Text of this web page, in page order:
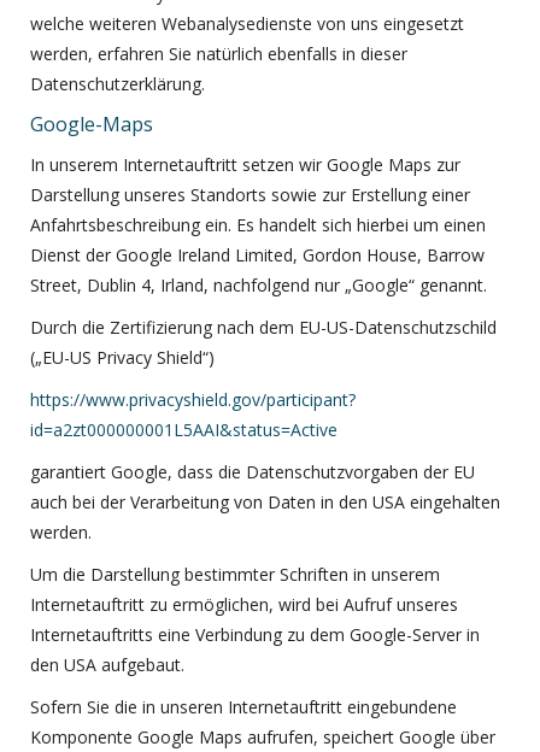
welche weiteren Webanalysedienste von uns eingesetzt
werden, erfahren Sie natürlich ebenfalls in dieser
Datenschutzerklärung.
Google-Maps
In unserem Internetauftritt setzen wir Google Maps zur
Darstellung unseres Standorts sowie zur Erstellung einer
Anfahrtsbeschreibung ein. Es handelt sich hierbei um einen
Dienst der Google Ireland Limited, Gordon House, Barrow
Street, Dublin 4, Irland, nachfolgend nur „Google“ genannt.
Durch die Zertifizierung nach dem EU-US-Datenschutzschild
(„EU-US Privacy Shield“)
https://www.privacyshield.gov/participant?
id=a2zt000000001L5AAI&status=Active
garantiert Google, dass die Datenschutzvorgaben der EU
auch bei der Verarbeitung von Daten in den USA eingehalten
werden.
Um die Darstellung bestimmter Schriften in unserem
Internetauftritt zu ermöglichen, wird bei Aufruf unseres
Internetauftritts eine Verbindung zu dem Google-Server in
den USA aufgebaut.
Sofern Sie die in unseren Internetauftritt eingebundene
Komponente Google Maps aufrufen, speichert Google über